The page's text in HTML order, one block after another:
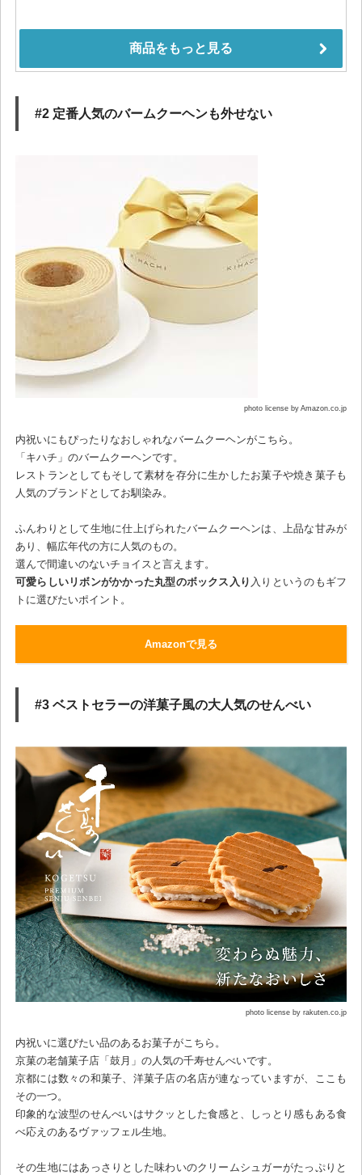
#2 定番人気のバームクーヘンも外せない
photo license by Amazon.co.jp
内祝いにもぴったりなおしゃれなバームクーヘンがこちら。
「キハチ」のバームクーヘンです。
レストランとしてもそして素材を存分に生かしたお菓子や焼き菓子も
人気のブランドとしてお馴染み。
ふんわりとして生地に仕上げられたバームクーヘンは、上品な甘みが
あり、幅広年代の方に人気のもの。
選んで間違いのないチョイスと言えます。
可愛らしいリボンがかかった丸型のボックス入り 入りというのもギフ
トに選びたいポイント。
Amazonで見る
#3 ベストセラーの洋菓子風の大人気のせんべい
photo license by rakuten.co.jp
内祝いに選びたい品のあるお菓子がこちら。
京菓の老舗菓子店「鼓月」の人気の千寿せんべいです。
京都には数々の和菓子、洋菓子店の名店が連なっていますが、ここも
その一つ。
印象的な波型のせんべいはサクッとした食感と、しっとり感もある食
べ応えのあるヴァッフェル生地。
その生地にはあっさりとした味わいのクリームシュガーがたっぷりと